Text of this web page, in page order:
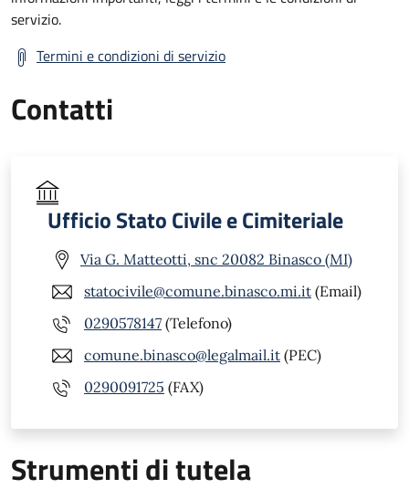
servizio.
Termini e condizioni di servizio
Contatti
Ufficio Stato Civile e Cimiteriale
Via G. Matteotti, snc 20082 Binasco (MI)
statocivile@comune.binasco.mi.it (Email)
0290578147 (Telefono)
comune.binasco@legalmail.it (PEC)
0290091725 (FAX)
Strumenti di tutela